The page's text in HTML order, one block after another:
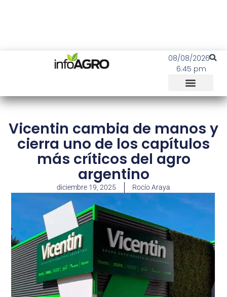
08/08/2026
6:45 pm
Vicentin cambia de manos y
cierra uno de los capítulos
más críticos del agro
argentino
diciembre 19, 2025 Rocío Araya